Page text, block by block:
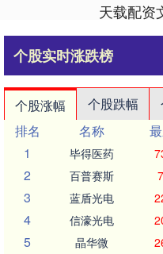
天载配资
个股实时涨跌榜
个股涨幅 个股跌幅
排名
名称
1
毕得医药
2 百普赛斯
3 蓝盾光电
4 信濠光电
5 晶华微